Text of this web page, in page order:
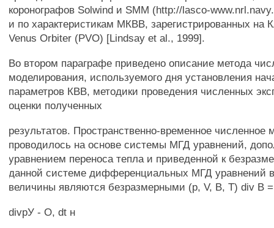
коронографов Solwind и SMM (http://lasco-
и по характеристикам МКВВ, зарегистрированных на
Venus Orbiter (PVO) [Lindsay et al., 1999].
Во втором параграфе приведено описание метода
моделирования, используемого дня установления
параметров КВВ, методики проведения численных
оценки полученных
результатов. Пространственно-временное численное
проводилось на основе системы МГД уравнений,
уравнением переноса тепла и приведенной к
данной системе дифференциальных МГД уравнений
величины являются безразмерными (р, V, В, Т) div В
divрУ - О, dt н